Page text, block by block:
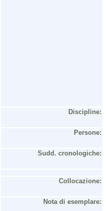
Discipline:
Persone:
Sudd. cronologiche:
Collocazione:
Nota di esemplare: